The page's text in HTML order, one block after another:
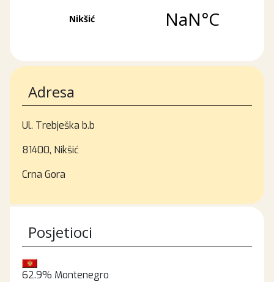
Adresa
Ul. Trebješka b.b
81400, Nikšić
Crna Gora
Posjetioci
62.9% Montenegro